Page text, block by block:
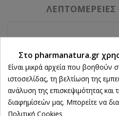
Το συμπλήρωμα διατροφής
vitamin C της Quest, λόγω του
Β και της βιταμίνης Cπου
ιδανικό για άτομα με έντονο
άγχος. Οι βιταμίνες Β
Στο pharmanatura.gr
Είναι μικρά αρχεία που βοηθούν
ιστοσελίδας, τη βελτίωση της
ανάλυση της επισκεψιμότητας και
διαφημίσεών μας. Μπορείτε να
Πολιτική Cookies